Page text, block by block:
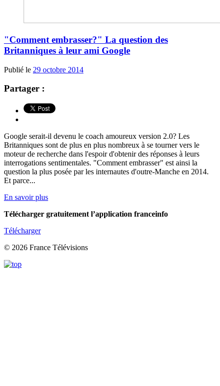
"Comment embrasser?" La question des
Britanniques à leur ami Google
Publié le 29 octobre 2014
Partager :
Google serait-il devenu le coach amoureux version 2.0? Les
Britanniques sont de plus en plus nombreux à se tourner vers le
moteur de recherche dans l'espoir d'obtenir des réponses à leurs
interrogations sentimentales. "Comment embrasser" est ainsi la
question la plus posée par les internautes d'outre-Manche en 2014.
Et parce...
En savoir plus
Télécharger gratuitement l’application franceinfo
Télécharger
© 2026 France Télévisions